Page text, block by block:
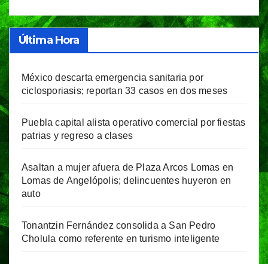
Última Hora
México descarta emergencia sanitaria por
ciclosporiasis; reportan 33 casos en dos meses
Puebla capital alista operativo comercial por fiestas
patrias y regreso a clases
Asaltan a mujer afuera de Plaza Arcos Lomas en
Lomas de Angelópolis; delincuentes huyeron en
auto
Tonantzin Fernández consolida a San Pedro
Cholula como referente en turismo inteligente